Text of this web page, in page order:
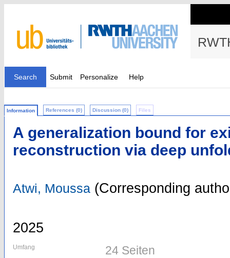
Search Submit Personalize Help
Information References (0) Discussion (0) Files
A generalization bound for
reconstruction via deep
Atwi, Moussa (Corresponding
2025
Umfang 24 Seiten